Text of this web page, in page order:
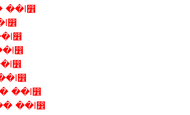
1-10 ����Ҥ� 2556 �ѳ�Ե����� ��ا෾
1-10 �Զع�¹ 2556 �ѳ�Ե����� ��ا෾
1-10 �á�Ҥ� 2556 �ѳ�Ե����� ��ا෾
1-10 �ԧ�Ҥ� 2556 �ѳ�Ե����� ��ا෾
1-10 �ѹ��¹ 2556 �ѳ�Ե����� ��ا෾
1-10 ���Ҥ� 2556 �ѳ�Ե����� ��ا෾
1-10 ��Ȩԡ��� 2556 �ѳ�Ե����� ��ا෾
1-10 �ѹ����� 2556 �ѳ�Ե����� ��ا෾